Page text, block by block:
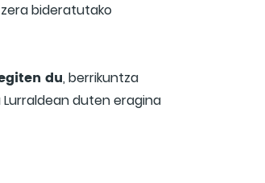
bideratutako
du, berrikuntza
duten eragina